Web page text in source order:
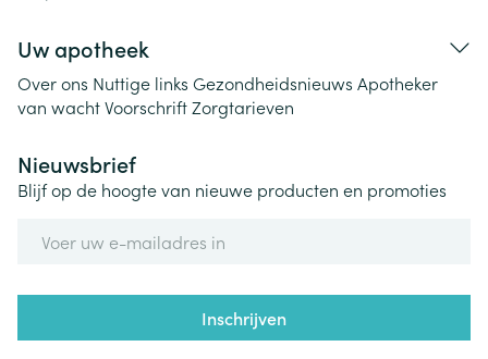
Uw apotheek
Over ons Nuttige links Gezondheidsnieuws Apotheker
van wachtVoorschriftZorgtarieven
Nieuwsbrief
Blijf op de hoogte van nieuwe producten en promoties
Inschrijven